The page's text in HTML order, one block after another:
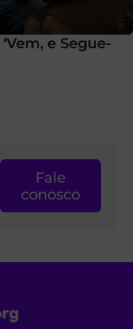
e Segue-
Fale
conosco